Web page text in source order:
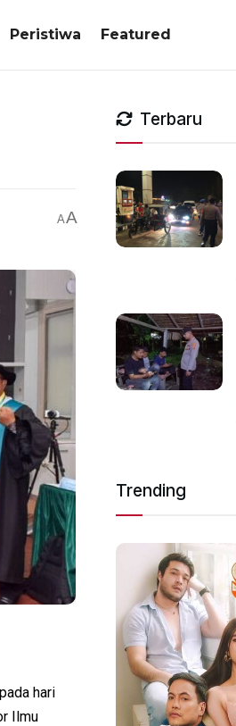
Peristiwa Featured
AA
hari
Ilmu
Terbaru
Trending